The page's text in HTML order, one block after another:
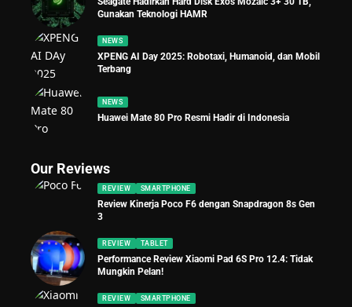
Gunakan Teknologi HAMR
NEWS
XPENG AI Day 2025: Robotaxi, Humanoid, dan Mobil
Terbang
NEWS
Huawei Mate 80 Pro Resmi Hadir di Indonesia
Our Reviews
REVIEW SMARTPHONE
Review Kinerja Poco F6 dengan Snapdragon 8s Gen
3
REVIEW TABLET
Performance Review Xiaomi Pad 6S Pro 12.4: Tidak
Mungkin Pelan!
REVIEW SMARTPHONE